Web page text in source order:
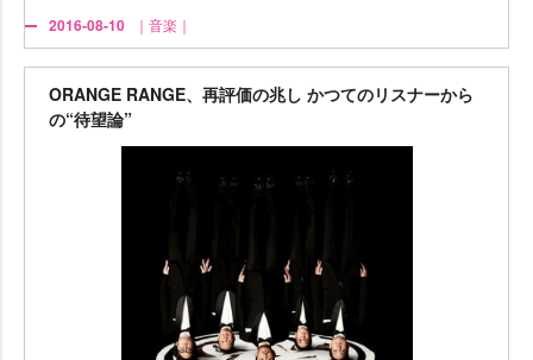
2016-08-10 ｜音楽｜
ORANGE RANGE、再評価の兆し かつてのリスナーから
の“待望論”